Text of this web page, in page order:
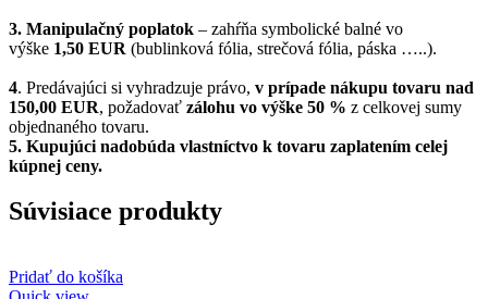
3. Manipulačný poplatok – zahŕňa symbolické balné vo
výške 1,50 EUR (bublinková fólia, strečová fólia, páska …..).
4. Predávajúci si vyhradzuje právo, v prípade nákupu tovaru nad
150,00 EUR, požadovať zálohu vo výške 50 % z celkovej sumy
objednaného tovaru.
5. Kupujúci nadobúda vlastníctvo k tovaru zaplatením celej
kúpnej ceny.
Súvisiace produkty
Pridať do košíka